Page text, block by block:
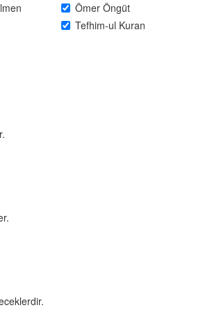
Ömer Öngüt
Tefhim-ul Kuran